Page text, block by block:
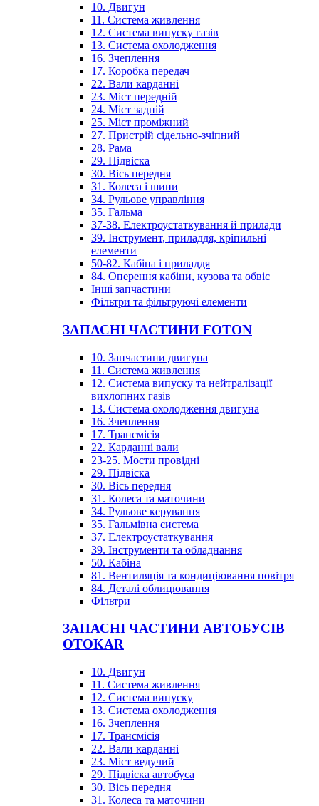
10. Двигун
11. Система живлення
12. Система випуску газів
13. Система охолодження
16. Зчеплення
17. Коробка передач
22. Вали карданні
23. Міст передній
24. Міст задній
25. Міст проміжний
27. Пристрій сідельно-зчіпний
28. Рама
29. Підвіска
30. Вісь передня
31. Колеса і шини
34. Рульове управління
35. Гальма
37-38. Електроустаткування й прилади
39. Інструмент, приладдя, кріпильні
елементи
50-82. Кабіна і приладдя
84. Оперення кабіни, кузова та обвіс
Інші запчастини
Фільтри та фільтруючі елементи
ЗАПАСНІ ЧАСТИНИ FOTON
10. Запчастини двигуна
11. Система живлення
12. Система випуску та нейтралізації
вихлопних газів
13. Система охолодження двигуна
16. Зчеплення
17. Трансмісія
22. Карданні вали
23-25. Мости провідні
29. Підвіска
30. Вісь передня
31. Колеса та маточини
34. Рульове керування
35. Гальмівна система
37. Електроустаткування
39. Інструменти та обладнання
50. Кабіна
81. Вентиляція та кондиціювання повітря
84. Деталі облицювання
Фільтри
ЗАПАСНІ ЧАСТИНИ АВТОБУСІВ
OTOKAR
10. Двигун
11. Система живлення
12. Система випуску
13. Система охолодження
16. Зчеплення
17. Трансмісія
22. Вали карданні
23. Міст ведучий
29. Підвіска автобуса
30. Вісь передня
31. Колеса та маточини